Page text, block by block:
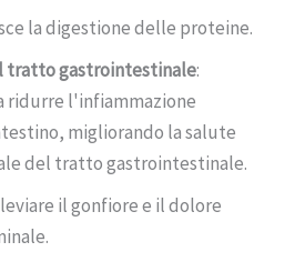
la digestione delle proteine.
tratto gastrointestinale:
ridurre l'infiammazione
migliorando la salute
del tratto gastrointestinale.
il gonfiore e il dolore